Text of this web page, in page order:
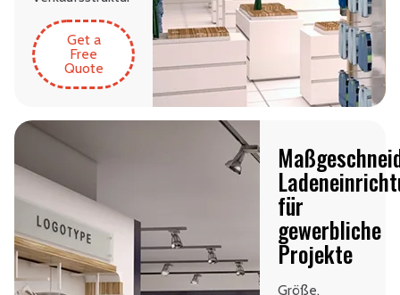
Get a
Free
Quote
für
gewerbliche
Projekte
Größe,